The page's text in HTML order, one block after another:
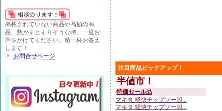
掲載されていない商品や高額の商
品、数がまとまりそうな時、一度お
声をかけてください。精一杯お答え
します！
お問合せページ
注目商品ピックアップ！
半値市！
特価セール品
マキタ 軽快チップソー10...
マキタ 軽快チップソー10...